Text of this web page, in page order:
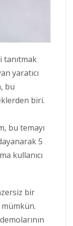
tanıtmak
yaratıcı
bu
biri.
bu temayı
5
kullanıcı
bir